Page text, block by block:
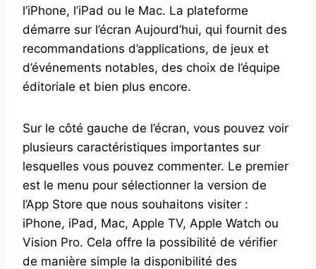
l’iPhone, l’iPad ou le Mac. La plateforme
démarre sur l’écran Aujourd’hui, qui fournit des
recommandations d’applications, de jeux et
d’événements notables, des choix de l’équipe
éditoriale et bien plus encore.
Sur le côté gauche de l’écran, vous pouvez voir
plusieurs caractéristiques importantes sur
lesquelles vous pouvez commenter. Le premier
est le menu pour sélectionner la version de
l’App Store que nous souhaitons visiter :
iPhone, iPad, Mac, Apple TV, Apple Watch ou
Vision Pro. Cela offre la possibilité de vérifier
de manière simple la disponibilité des